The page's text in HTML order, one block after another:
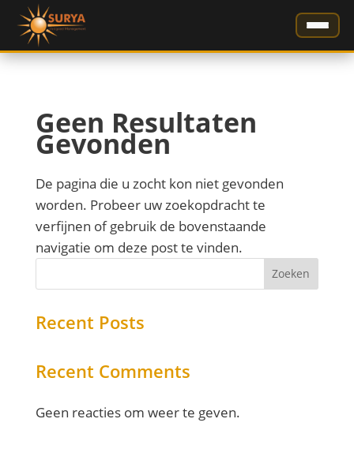
Projectmanagement
VvE Beheer
Directievoering en Toezicht
OPDRACHTGEVERS
CONTACT
☀ KENNISMAKING PLANNEN
Geen Resultaten
Gevonden
De pagina die u zocht kon niet gevonden
worden. Probeer uw zoekopdracht te
verfijnen of gebruik de bovenstaande
navigatie om deze post te vinden.
Zoeken
Recent Posts
Recent Comments
Geen reacties om weer te geven.